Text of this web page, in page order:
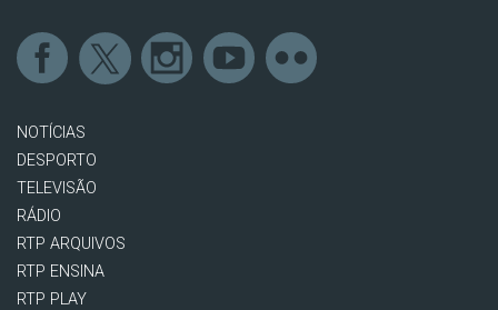
NOTÍCIAS
DESPORTO
TELEVISÃO
RÁDIO
RTP ARQUIVOS
RTP ENSINA
RTP PLAY